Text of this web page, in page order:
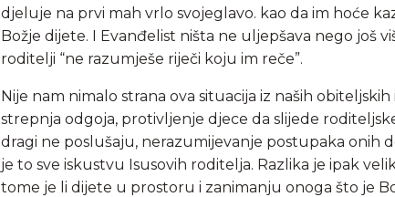
djeluje na prvi mah vrlo svojeglavo. kao da im hoće
Božje dijete. I Evanđelist ništa ne uljepšava nego još
roditelji “ne razumješe riječi koju im reče”.
Nije nam nimalo strana ova situacija iz naših
strepnja odgoja, protivljenje djece da slijede
dragi ne poslušaju, nerazumijevanje postupaka onih
je to sve iskustvu Isusovih roditelja. Razlika je ipak
tome je li dijete u prostoru i zanimanju onoga što je